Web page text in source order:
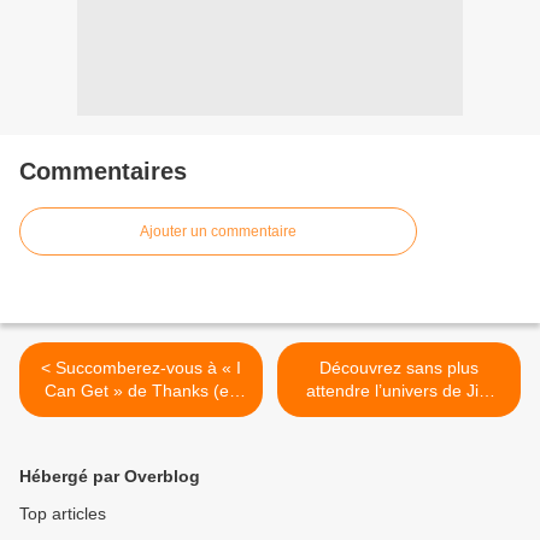
Commentaires
Ajouter un commentaire
< Succomberez-vous à « I
Can Get » de Thanks (ex
Alphabeat) ?
Découvrez sans plus
attendre l’univers de Jim
Bauer ! >
Hébergé par Overblog
Top articles